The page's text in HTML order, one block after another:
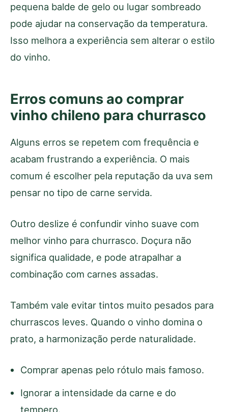
pequena balde de gelo ou lugar sombreado
pode ajudar na conservação da temperatura.
Isso melhora a experiência sem alterar o estilo
do vinho.
Erros comuns ao comprar
vinho chileno para churrasco
Alguns erros se repetem com frequência e
acabam frustrando a experiência. O mais
comum é escolher pela reputação da uva sem
pensar no tipo de carne servida.
Outro deslize é confundir vinho suave com
melhor vinho para churrasco. Doçura não
significa qualidade, e pode atrapalhar a
combinação com carnes assadas.
Também vale evitar tintos muito pesados para
churrascos leves. Quando o vinho domina o
prato, a harmonização perde naturalidade.
Comprar apenas pelo rótulo mais famoso.
Ignorar a intensidade da carne e do
tempero.